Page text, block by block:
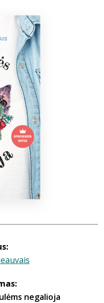
+370 667 80 541
info@elvislab.lt
negalioja